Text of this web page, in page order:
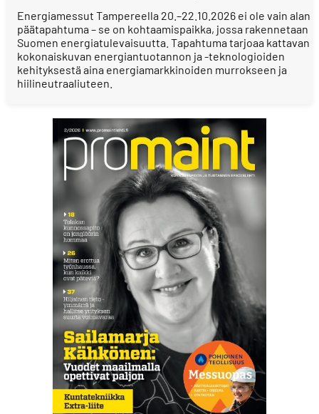
Energiamessut Tampereella 20.–22.10.2026 ei ole vain alan
päätapahtuma – se on kohtaamispaikka, jossa rakennetaan
Suomen energiatulevaisuutta. Tapahtuma tarjoaa kattavan
kokonaiskuvan energiantuotannon ja -teknologioiden
kehityksestä aina energiamarkkinoiden murrokseen ja
hiilineutraaliuteen.